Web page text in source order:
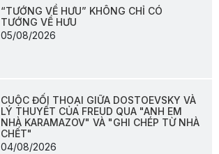
“TƯỚNG VỀ HƯU” KHÔNG CHỈ CÓ
TƯỚNG VỀ HƯU
05/08/2026
CUỘC ĐỐI THOẠI GIỮA DOSTOEVSKY VÀ
LÝ THUYẾT CỦA FREUD QUA "ANH EM
NHÀ KARAMAZOV" VÀ "GHI CHÉP TỪ NHÀ
CHẾT"
04/08/2026